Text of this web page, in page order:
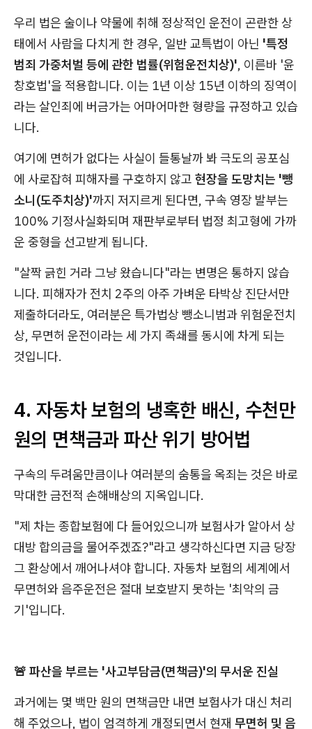
우리 법은 술이나 약물에 취해 정상적인 운전이 곤란한 상
태에서 사람을 다치게 한 경우, 일반 교특법이 아닌 '특정
범죄 가중처벌 등에 관한 법률(위험운전치상)', 이른바 '윤
창호법'을 적용합니다. 이는 1년 이상 15년 이하의 징역이
라는 살인죄에 버금가는 어마어마한 형량을 규정하고 있습
니다.
여기에 면허가 없다는 사실이 들통날까 봐 극도의 공포심
에 사로잡혀 피해자를 구호하지 않고 현장을 도망치는 '뺑
소니(도주치상)'까지 저지르게 된다면, 구속 영장 발부는
100% 기정사실화되며 재판부로부터 법정 최고형에 가까
운 중형을 선고받게 됩니다.
"살짝 긁힌 거라 그냥 왔습니다"라는 변명은 통하지 않습
니다. 피해자가 전치 2주의 아주 가벼운 타박상 진단서만
제출하더라도, 여러분은 특가법상 뺑소니범과 위험운전치
상, 무면허 운전이라는 세 가지 족쇄를 동시에 차게 되는
것입니다.
4. 자동차 보험의 냉혹한 배신, 수천만
원의 면책금과 파산 위기 방어법
구속의 두려움만큼이나 여러분의 숨통을 옥죄는 것은 바로
막대한 금전적 손해배상의 지옥입니다.
"제 차는 종합보험에 다 들어있으니까 보험사가 알아서 상
대방 합의금을 물어주겠죠?"라고 생각하신다면 지금 당장
그 환상에서 깨어나셔야 합니다. 자동차 보험의 세계에서
무면허와 음주운전은 절대 보호받지 못하는 '최악의 금
기'입니다.
🚨 파산을 부르는 '사고부담금(면책금)'의 무서운 진실
과거에는 몇 백만 원의 면책금만 내면 보험사가 대신 처리
해 주었으나, 법이 엄격하게 개정되면서 현재 무면허 및 음